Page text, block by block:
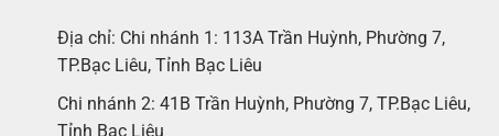
Địa chỉ: Chi nhánh 1: 113A Trần Huỳnh, Phường 7,
TP.Bạc Liêu, Tỉnh Bạc Liêu
Chi nhánh 2: 41B Trần Huỳnh, Phường 7, TP.Bạc Liêu,
Tỉnh Bạc Liêu